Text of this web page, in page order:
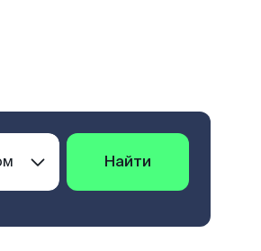
Найти